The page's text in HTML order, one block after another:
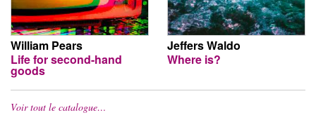
William Pears
Life for second-hand
goods
Jeffers Waldo
Where is?
Voir tout le catalogue…